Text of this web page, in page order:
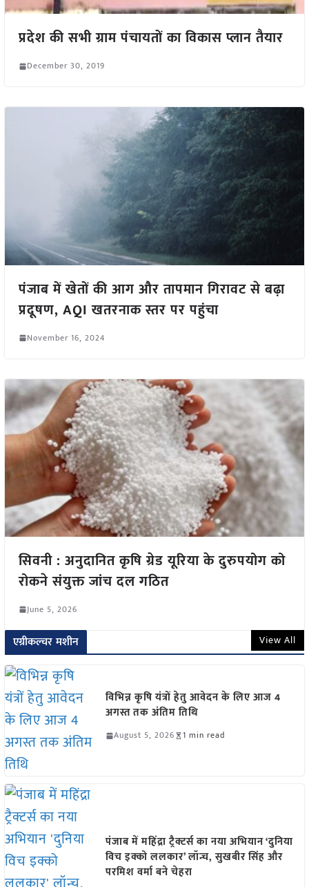
प्रदेश की सभी ग्राम पंचायतों का विकास प्लान तैयार
December 30, 2019
पंजाब में खेतों की आग और तापमान गिरावट से बढ़ा
प्रदूषण, AQI खतरनाक स्तर पर पहुंचा
November 16, 2024
सिवनी : अनुदानित कृषि ग्रेड यूरिया के दुरुपयोग को
रोकने संयुक्त जांच दल गठित
June 5, 2026
एग्रीकल्चर मशीन View All
विभिन्न कृषि यंत्रों हेतु आवेदन के लिए आज 4
अगस्त तक अंतिम तिथि
August 5, 2026 1 min read
पंजाब में महिंद्रा ट्रैक्टर्स का नया अभियान ‘दुनिया
विच इक्को ललकार’ लॉन्च, सुखबीर सिंह और
परमिश वर्मा बने चेहरा